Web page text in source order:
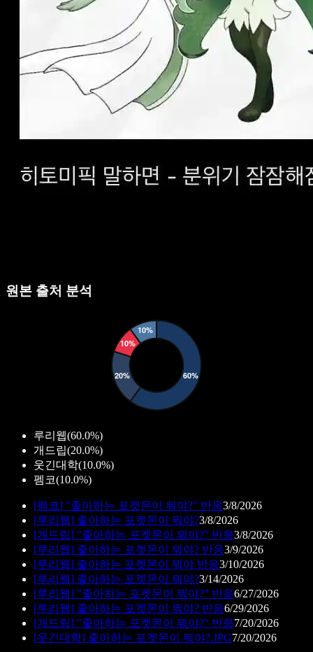
원본 출처 분석
루리웹(60.0%)
개드립(20.0%)
웃긴대학(10.0%)
펨코(10.0%)
[펨코] "좋아하는 포켓몬이 뭐야?" 반응3/8/2026
[루리웹] 좋아하는 포켓몬이 뭐야?3/8/2026
[개드립] "좋아하는 포켓몬이 뭐야?" 반응3/8/2026
[루리웹] 좋아하는 포켓몬이 뭐야? 반응3/9/2026
[루리웹] 좋아하는 포켓몬이 뭐야 반응3/10/2026
[루리웹] 좋아하는 포켓몬이 뭐야?3/14/2026
[루리웹] "좋아하는 포켓몬이 뭐야?" 반응6/27/2026
[루리웹] 좋아하는 포켓몬이 뭐야? 반응6/29/2026
[개드립] "좋아하는 포켓몬이 뭐야?" 반응7/20/2026
[웃긴대학] 좋아하는 포켓몬이 뭐야?.JPG7/20/2026